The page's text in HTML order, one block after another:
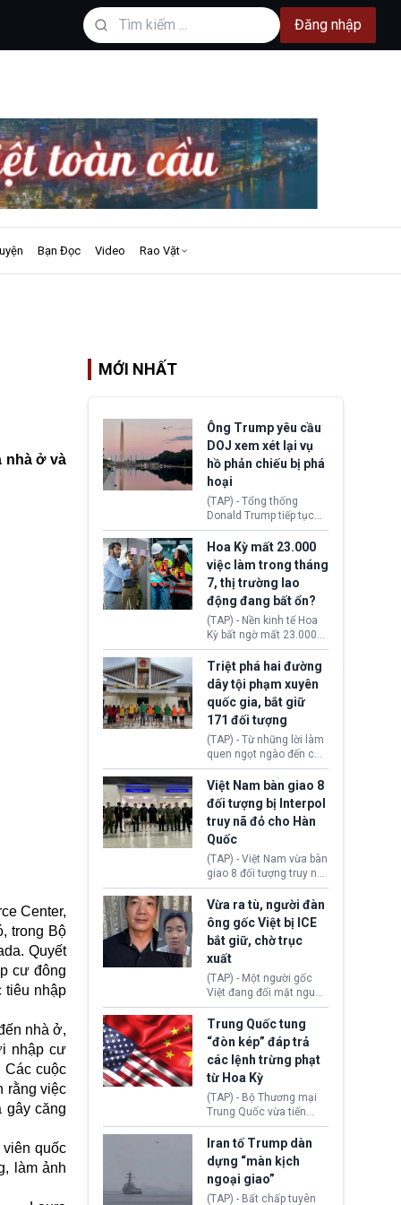
Đăng nhập
Bạn Đọc Video Rao Vặt
nhà ở và
Center,
trong Bộ
Quyết
cư đông
tiêu nhập
nhà ở,
nhập cư
Các cuộc
rằng việc
gây căng
viên quốc
làm ảnh
MỚI NHẤT
Ông Trump yêu cầu
DOJ xem xét lại vụ
hồ phản chiếu bị phá
hoại
(TAP) - Tổng thống
Donald Trump tiếp tục
cho rằng, hồ phản chiếu
trước Đài tưởng niệm
Lincoln bị phá hoại. Lãnh
đạo Nhà Trắng yêu cầu
Bộ Tư pháp (DOJ) xem
xét lại quyết định hủy
truy tố những cá nhân bị
nghi ngờ làm hư hại
công trình.
Hoa Kỳ mất 23.000
việc làm trong tháng
7, thị trường lao
động đang bất ổn?
(TAP) - Nền kinh tế Hoa
Kỳ bất ngờ mất 23.000
việc làm vào tháng 7,
cho thấy thị trường lao
động có dấu hiệu suy
yếu sau thời gian duy trì
tương đối ổn định suốt
nửa năm 2026.
Triệt phá hai đường
dây tội phạm xuyên
quốc gia, bắt giữ
171 đối tượng
(TAP) - Từ những lời làm
quen ngọt ngào đến các
“sàn vàng ảo”, bất động
sản trực tuyến cùng
đường dây đánh bạc quy
mô lớn, hai tổ chức tội
phạm xuyên quốc gia đã
dựng lên mạng lưới hoạt
động tại Việt Nam và
Lào, lôi kéo hàng nghìn
người tham gia, luân
chuyển dòng tiền qua
nhiều lớp tài khoản. Sau
hơn 2 tuần phối hợp truy
xét, lực lượng chức năng
hai nước đã bắt giữ 171
Việt Nam bàn giao 8
đối tượng bị Interpol
truy nã đỏ cho Hàn
Quốc
(TAP) - Việt Nam vừa bàn
giao 8 đối tượng truy nã
đỏ Interpol cho lực lượng
chức năng Hàn Quốc.
Nhóm này bị xác định
lừa đảo 619 nạn nhân,
chiếm đoạt hơn 17,7 tỷ
KRW.
Vừa ra tù, người đàn
ông gốc Việt bị ICE
bắt giữ, chờ trục
xuất
(TAP) - Một người gốc
Việt đang đối mặt nguy
cơ bị trục xuất khỏi Hoa
Kỳ sau khi đã chấp hành
xong bản án liên quan
đến tội ác từ hơn 30
năm trước tại California.
Trung Quốc tung
“đòn kép” đáp trả
các lệnh trừng phạt
từ Hoa Kỳ
(TAP) - Bộ Thương mại
Trung Quốc vừa tiến
hành áp đặt lệnh trừng
phạt lên hàng loạt thực
thể và siết chặt kiểm
soát xuất khẩu máy bay
không người lái (UAV)
sang Hoa Kỳ. Động thái
Iran tố Trump dàn
dựng “màn kịch
ngoại giao”
(TAP) - Bất chấp tuyên